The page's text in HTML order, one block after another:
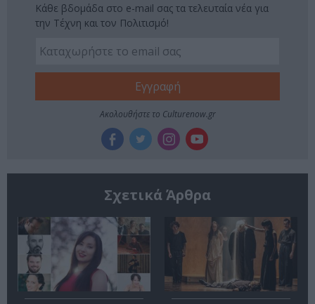
Κάθε βδομάδα στο e-mail σας τα τελευταία νέα για
την Τέχνη και τον Πολιτισμό!
Ακολουθήστε το Culturenow.gr
Σχετικά Άρθρα